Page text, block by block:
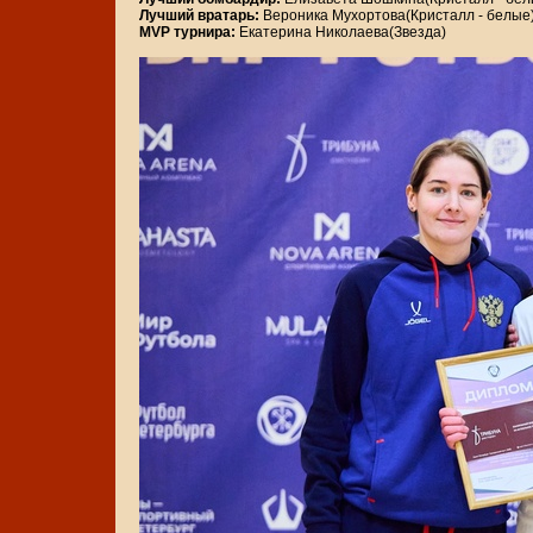
Лучший вратарь: Вероника Мухортова(Кристалл -
MVP турнира: Екатерина Николаева(Звезда)